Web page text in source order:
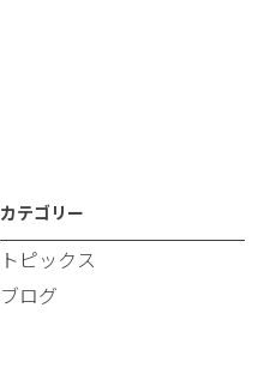
カテゴリー
トピックス
ブログ